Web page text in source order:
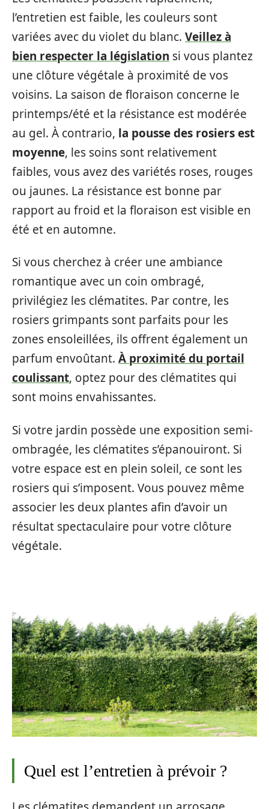
l’entretien est faible, les couleurs sont
variées avec du violet du blanc. Veillez à
bien respecter la législation si vous plantez
une clôture végétale à proximité de vos
voisins. La saison de floraison concerne le
printemps/été et la résistance est modérée
au gel. À contrario, la pousse des rosiers est
moyenne, les soins sont relativement
faibles, vous avez des variétés roses, rouges
ou jaunes. La résistance est bonne par
rapport au froid et la floraison est visible en
été et en automne.
Si vous cherchez à créer une ambiance
romantique avec un coin ombragé,
privilégiez les clématites. Par contre, les
rosiers grimpants sont parfaits pour les
zones ensoleillées, ils offrent également un
parfum envoûtant. À proximité du portail
coulissant, optez pour des clématites qui
sont moins envahissantes.
Si votre jardin possède une exposition semi-
ombragée, les clématites s’épanouiront. Si
votre espace est en plein soleil, ce sont les
rosiers qui s’imposent. Vous pouvez même
associer les deux plantes afin d’avoir un
résultat spectaculaire pour votre clôture
végétale.
Quel est l’entretien à prévoir ?